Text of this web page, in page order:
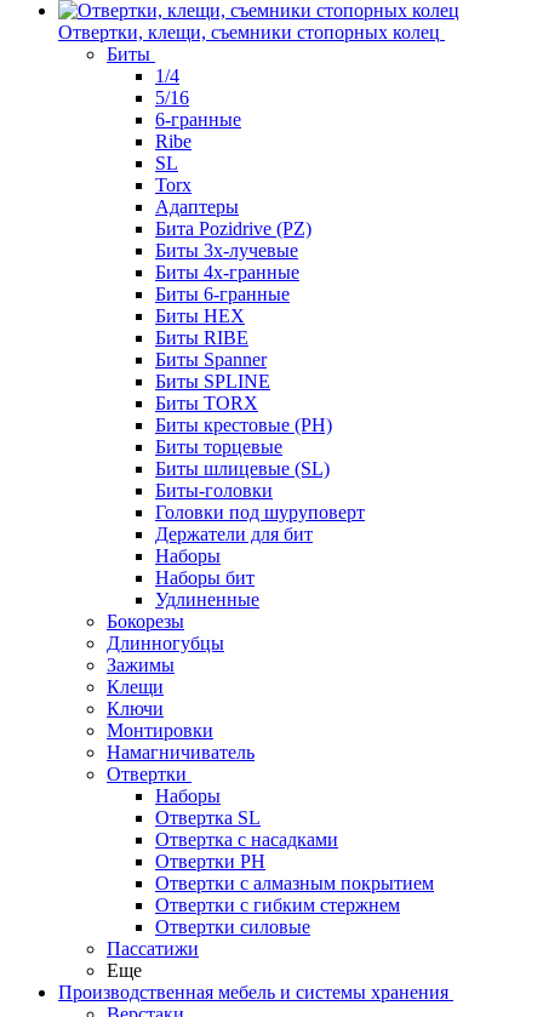
Отвертки, клещи, съемники стопорных колец
Биты
1/4
5/16
6-гранные
Ribe
SL
Torx
Адаптеры
Бита Pozidrive (PZ)
Биты 3х-лучевые
Биты 4х-гранные
Биты 6-гранные
Биты HEX
Биты RIBE
Биты Spanner
Биты SPLINE
Биты TORX
Биты крестовые (PH)
Биты торцевые
Биты шлицевые (SL)
Биты-головки
Головки под шуруповерт
Держатели для бит
Наборы
Наборы бит
Удлиненные
Бокорезы
Длинногубцы
Зажимы
Клещи
Ключи
Монтировки
Намагничиватель
Отвертки
Наборы
Отвертка SL
Отвертка с насадками
Отвертки PH
Отвертки с алмазным покрытием
Отвертки с гибким стержнем
Отвертки силовые
Пассатижи
Еще
Производственная мебель и системы хранения